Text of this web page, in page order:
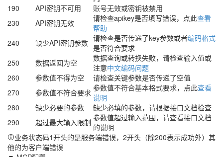
190
API密钥不可用
账号无效或密钥被禁用
230
API密钥无效 请检查apikey是否填写错误，点此查看
帮助
240
缺少API密钥参数 请检查是否传递了key参数或者编码格式
是否符合要求
250
数据返回为空
数据查询或转换失败，请检查输入值或
注意中文编码问题
260
参数值不得为空
请检查关键参数是否传递了空值
270
参数值不符合要求 参数值不符合基本格式要求，点此查看
说明
280
缺少必要的参数
缺少必填的参数，请根据接口文档检查
290
超过最大输入限制 参数值超过输入范围，请查看接口文档
的说明
业务状态码1开头的是服务端错误，2开头（除200表示成功外）其
他的为客户端错误